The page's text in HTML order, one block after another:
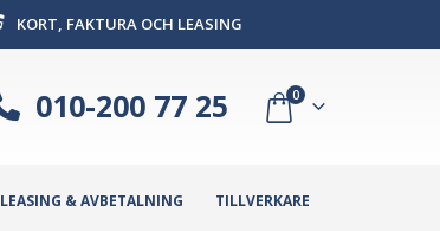
KORT, FAKTURA OCH LEASING
010-200 77 25 0
LEASING & AVBETALNING TILLVERKARE